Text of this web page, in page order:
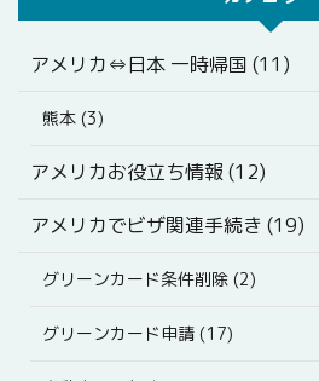
アメリカ⇔日本 一時帰国 (11)
熊本 (3)
アメリカお役立ち情報 (12)
アメリカでビザ関連手続き (19)
グリーンカード条件削除 (2)
グリーンカード申請 (17)